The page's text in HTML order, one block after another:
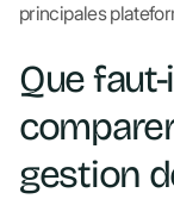
principales
Que
gestion